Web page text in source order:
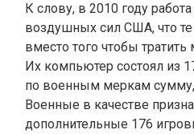
К слову, в 2010 году
воздушных сил США, что
вместо того чтобы
Их компьютер состоял из
по военным меркам сумму,
Военные в качестве
дополнительные 176